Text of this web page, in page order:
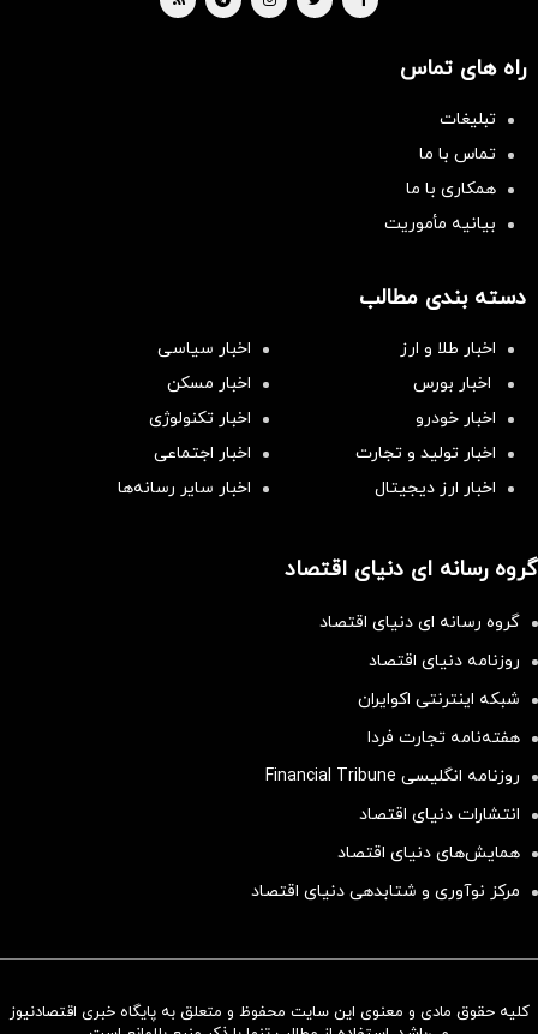
راه های تماس
تبلیغات
تماس با ما
همکاری با ما
بیانیه مأموریت
دسته بندی مطالب
اخبار طلا و ارز
اخبار سیاسی
اخبار بورس
اخبار مسکن
اخبار خودرو
اخبار تکنولوژی
اخبار تولید و تجارت
اخبار اجتماعی
اخبار ارز دیجیتال
اخبار سایر رسانه‌‌ها
گروه رسانه ای دنیای اقتصاد
گروه رسانه ای دنیای اقتصاد
روزنامه دنیای اقتصاد
شبکه اینترنتی اکوایران
هفته‌نامه تجارت فردا
روزنامه انگلیسی Financial Tribune
انتشارات دنیای اقتصاد
همایش‌های دنیای اقتصاد
مرکز نوآوری و شتابدهی دنیای اقتصاد
کلیه حقوق مادی و معنوی این سایت محفوظ و متعلق به پایگاه خبری اقتصادنیوز